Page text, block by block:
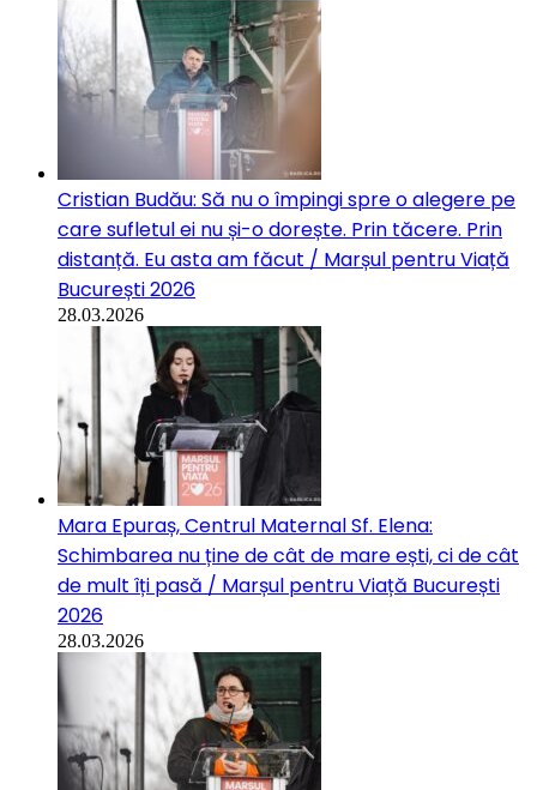
Cristian Budău: Să nu o împingi spre o alegere pe
care sufletul ei nu și-o dorește. Prin tăcere. Prin
distanță. Eu asta am făcut / Marșul pentru Viață
București 2026
28.03.2026
Mara Epuraș, Centrul Maternal Sf. Elena:
Schimbarea nu ține de cât de mare ești, ci de cât
de mult îți pasă / Marșul pentru Viață București
2026
28.03.2026